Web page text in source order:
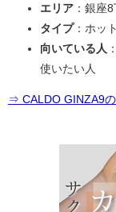
エリア ：銀座
タイプ：ホッ
向いている人
使いたい人
⇒ CALDO GINZA9